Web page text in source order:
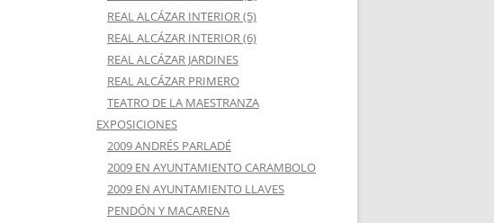
REAL ALCÁZAR INTERIOR (5)
REAL ALCÁZAR INTERIOR (6)
REAL ALCÁZAR JARDINES
REAL ALCÁZAR PRIMERO
TEATRO DE LA MAESTRANZA
EXPOSICIONES
2009 ANDRÉS PARLADÉ
2009 EN AYUNTAMIENTO CARAMBOLO
2009 EN AYUNTAMIENTO LLAVES
PENDÓN Y MACARENA